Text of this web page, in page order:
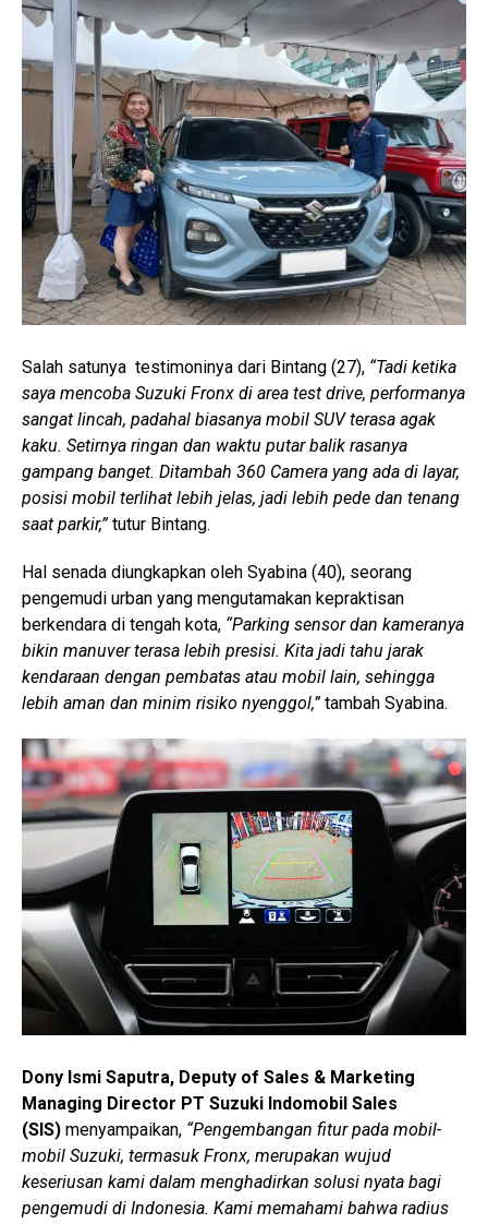
Salah satunya testimoninya dari Bintang (27), “Tadi ketika
saya mencoba Suzuki Fronx di area test drive, performanya
sangat lincah, padahal biasanya mobil SUV terasa agak
kaku. Setirnya ringan dan waktu putar balik rasanya
gampang banget. Ditambah 360 Camera yang ada di layar,
posisi mobil terlihat lebih jelas, jadi lebih pede dan tenang
saat parkir,”tutur Bintang.
Hal senada diungkapkan oleh Syabina (40), seorang
pengemudi urban yang mengutamakan kepraktisan
berkendara di tengah kota, “Parking sensor dan kameranya
bikin manuver terasa lebih presisi. Kita jadi tahu jarak
kendaraan dengan pembatas atau mobil lain, sehingga
lebih aman dan minim risiko nyenggol,”tambah Syabina.
Dony Ismi Saputra, Deputy of Sales & Marketing
Managing Director PT Suzuki Indomobil Sales
(SIS) menyampaikan, “Pengembangan fitur pada mobil-
mobil Suzuki, termasuk Fronx, merupakan wujud
keseriusan kami dalam menghadirkan solusi nyata bagi
pengemudi di Indonesia. Kami memahami bahwa radius